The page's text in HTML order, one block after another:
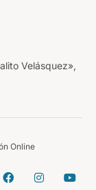
Velásquez»,
Online